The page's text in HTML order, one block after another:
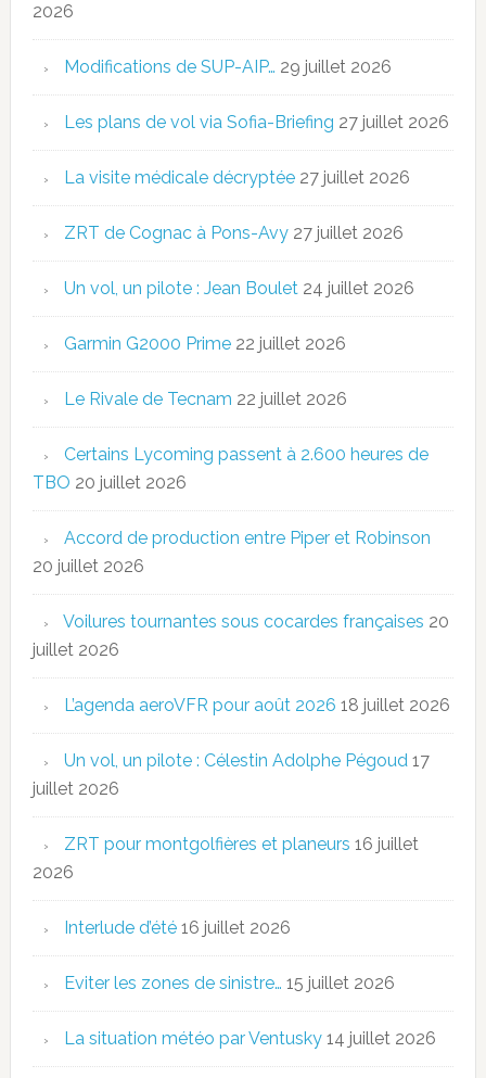
2026
Modifications de SUP-AIP… 29 juillet 2026
Les plans de vol via Sofia-Briefing 27 juillet 2026
La visite médicale décryptée 27 juillet 2026
ZRT de Cognac à Pons-Avy 27 juillet 2026
Un vol, un pilote : Jean Boulet 24 juillet 2026
Garmin G2000 Prime 22 juillet 2026
Le Rivale de Tecnam 22 juillet 2026
Certains Lycoming passent à 2.600 heures de
TBO 20 juillet 2026
Accord de production entre Piper et Robinson
20 juillet 2026
Voilures tournantes sous cocardes françaises 20
juillet 2026
L’agenda aeroVFR pour août 2026 18 juillet 2026
Un vol, un pilote : Célestin Adolphe Pégoud 17
juillet 2026
ZRT pour montgolfières et planeurs 16 juillet
2026
Interlude d’été 16 juillet 2026
Eviter les zones de sinistre… 15 juillet 2026
La situation météo par Ventusky 14 juillet 2026